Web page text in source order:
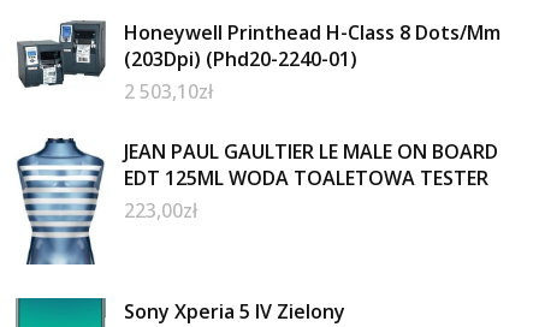
Honeywell Printhead H-Class 8 Dots/Mm
(203Dpi) (Phd20-2240-01)
2 503,10zł
JEAN PAUL GAULTIER LE MALE ON BOARD
EDT 125ML WODA TOALETOWA TESTER
223,00zł
Sony Xperia 5 IV Zielony